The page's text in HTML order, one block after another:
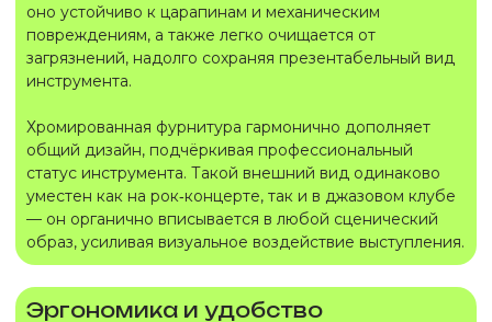
оно устойчиво к царапинам и механическим
повреждениям, а также легко очищается от
загрязнений, надолго сохраняя презентабельный вид
инструмента.
Хромированная фурнитура гармонично дополняет
общий дизайн, подчёркивая профессиональный
статус инструмента. Такой внешний вид одинаково
уместен как на рок‑концерте, так и в джазовом клубе
— он органично вписывается в любой сценический
образ, усиливая визуальное воздействие выступления.
Эргономика и удобство